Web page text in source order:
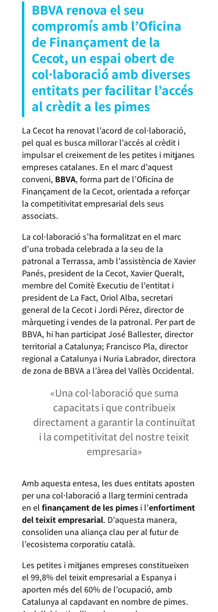
BBVA renova el seu
compromís amb l’Oficina
de Finançament de la
Cecot, un espai obert de
col·laboració amb diverses
entitats per facilitar l’accés
al crèdit a les pimes
La Cecot ha renovat l’acord de col·laboració,
pel qual es busca millorar l’accés al crèdit i
impulsar el creixement de les petites i mitjanes
empreses catalanes. En el marc d’aquest
conveni, BBVA, forma part de l’Oficina de
Finançament de la Cecot, orientada a reforçar
la competitivitat empresarial dels seus
associats.
La col·laboració s’ha formalitzat en el marc
d’una trobada celebrada a la seu de la
patronal a Terrassa, amb l’assistència de Xavier
Panés, president de la Cecot, Xavier Queralt,
membre del Comitè Executiu de l’entitat i
president de La Fact, Oriol Alba, secretari
general de la Cecot i Jordi Pérez, director de
màrqueting i vendes de la patronal. Per part de
BBVA, hi han participat José Ballester, director
territorial a Catalunya; Francisco Pla, director
regional a Catalunya i Nuria Labrador, directora
de zona de BBVA a l’àrea del Vallès Occidental.
«Una col·laboració que suma
capacitats i que contribueix
directament a garantir la continuïtat
i la competitivitat del nostre teixit
empresaria»
Amb aquesta entesa, les dues entitats aposten
per una col·laboració a llarg termini centrada
en el finançament de les pimesi l’enfortiment
del teixit empresarial. D’aquesta manera,
consoliden una aliança clau per al futur de
l’ecosistema corporatiu català.
Les petites i mitjanes empreses constitueixen
el 99,8% del teixit empresarial a Espanya i
aporten més del 60% de l’ocupació, amb
Catalunya al capdavant en nombre de pimes.